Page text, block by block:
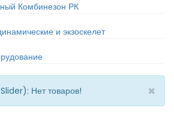
Комбинезон РК
и экзоскелет
Нет товаров! ×